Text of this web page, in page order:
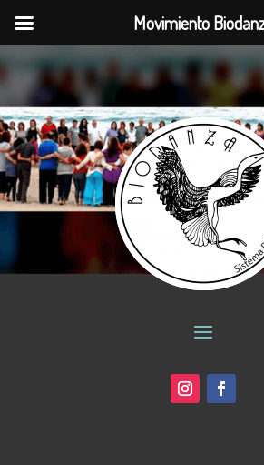
Movimiento